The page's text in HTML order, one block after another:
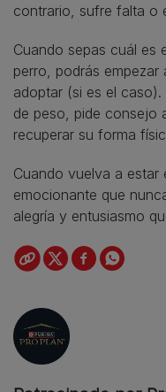
contrario, sufre falta o
Cuando sepas cuál es
perro, podrás empezar
adoptar (si es el
de peso, pide consejo
recuperar su forma
Cuando vuelva a estar
emocionante que
alegría y entusiasmo